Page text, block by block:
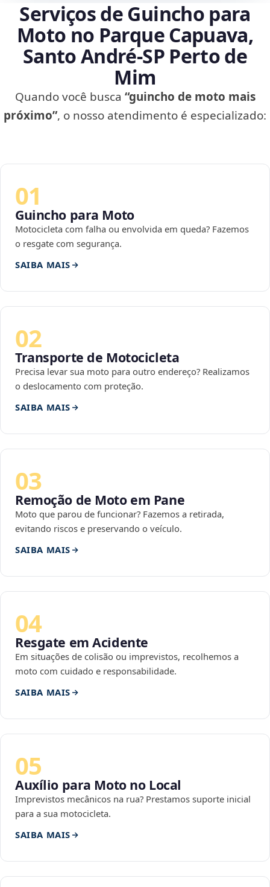
Serviços de Guincho para
Moto no Parque Capuava,
Santo André‑SP Perto de
Mim
Quando você busca “guincho de moto mais
próximo”, o nosso atendimento é especializado:
01
Guincho para Moto
Motocicleta com falha ou envolvida em queda? Fazemos
o resgate com segurança.
SAIBA MAIS
02
Transporte de Motocicleta
Precisa levar sua moto para outro endereço? Realizamos
o deslocamento com proteção.
SAIBA MAIS
03
Remoção de Moto em Pane
Moto que parou de funcionar? Fazemos a retirada,
evitando riscos e preservando o veículo.
SAIBA MAIS
04
Resgate em Acidente
Em situações de colisão ou imprevistos, recolhemos a
moto com cuidado e responsabilidade.
SAIBA MAIS
05
Auxílio para Moto no Local
Imprevistos mecânicos na rua? Prestamos suporte inicial
para a sua motocicleta.
SAIBA MAIS